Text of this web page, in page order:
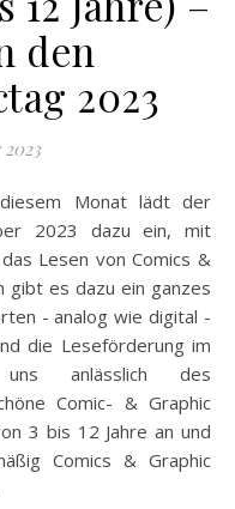
den
2023
2023 dazu ein, mit
Lesen von Comics &
gibt es dazu ein ganzes
- analog wie digital -
die Leseförderung im
anlässlich des
Comic- & Graphic
3 bis 12 Jahre an und
Comics & Graphic